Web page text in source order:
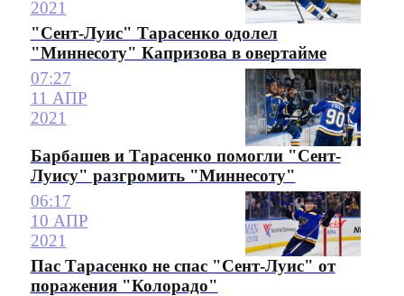
2021
"Сент-Луис" Тарасенко одолел
"Миннесоту" Капризова в овертайме
07:27
11 АПР
2021
Барбашев и Тарасенко помогли "Сент-
Луису" разгромить "Миннесоту"
06:17
10 АПР
2021
Пас Тарасенко не спас "Сент-Луис" от
поражения "Колорадо"